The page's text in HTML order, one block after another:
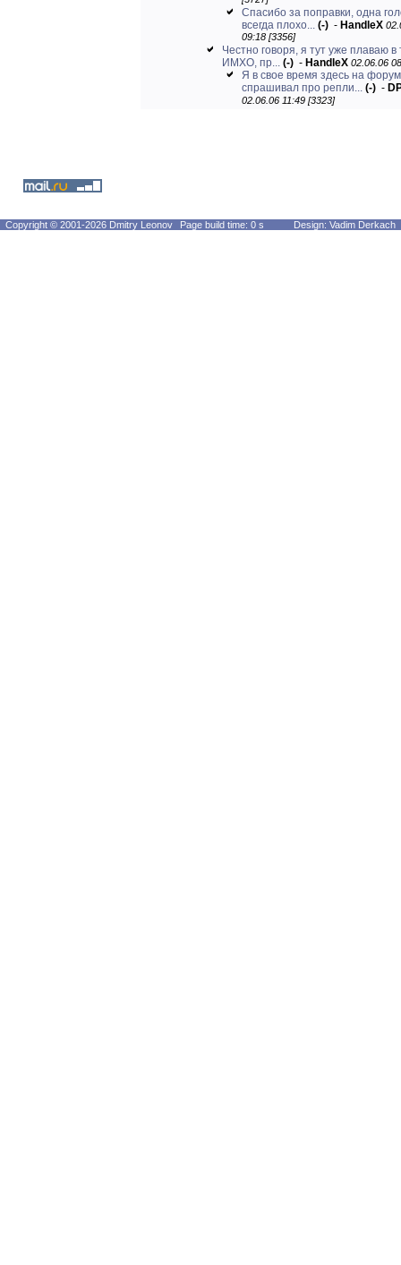
Спасибо за поправки, одна
всегда плохо... (-) - HandleX
09:18 [3356]
Честно говоря, я тут уже плаваю в
ИМХО, пр... (-) - HandleX 02.06.06
Я в свое время здесь на
спрашивал про репли... (-) -
02.06.06 11:49 [3323]
Copyright © 2001-2026 Dmitry Leonov Page build time: 0 s Design: Vadim Derkach